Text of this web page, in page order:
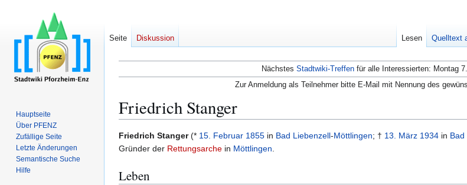
Nächstes Stadtwiki-Treffen für alle Interessierten: Montag
Zur Anmeldung als Teilnehmer bitte E-Mail mit Nennung des
Friedrich Stanger
Zur
Navigation
Zur
Suche
Friedrich Stanger(* 15. Februar 1855 in Bad Liebenzell-Möttlingen; † 13. März 1934 in Bad
Gründer der Rettungsarche in Möttlingen
Leben
Seite Diskussion Lesen Quelltext
Hauptseite
Über PFENZ
Zufällige Seite
Letzte Änderungen
Semantische Suche
Hilfe